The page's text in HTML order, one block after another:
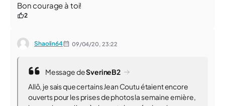
Bon courage à toi!
2
Shaolin64 09/04/20, 23:22
Message deSverineB2
Allô, je sais que certains Jean Coutu étaient encore
ouverts pour les prises de photos la semaine ernière,